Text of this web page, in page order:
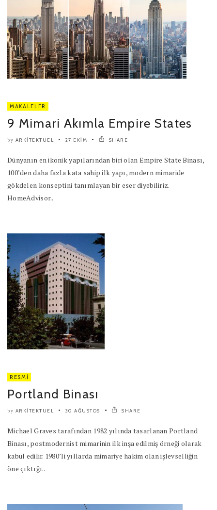
MAKALELER
9 Mimari Akımla Empire States
by ARKITEKTUEL 27 EKIM SHARE
Dünyanın en ikonik yapılarından biri olan Empire State Binası,
100’den daha fazla kata sahip ilk yapı, modern mimaride
gökdelen konseptini tanımlayan bir eser diyebiliriz.
HomeAdvisor..
RESMI
Portland Binası
by ARKITEKTUEL 30 AĞUSTOS SHARE
Michael Graves tarafından 1982 yılında tasarlanan Portland
Binası, postmodernist mimarinin ilk inşa edilmiş örneği olarak
kabul edilir. 1980’li yıllarda mimariye hakim olan işlevselliğin
öne çıktığı..